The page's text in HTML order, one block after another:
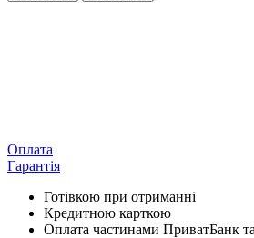
Оплата
Гарантія
Готівкою при отриманні
Кредитною карткою
Оплата частинами ПриватБанк